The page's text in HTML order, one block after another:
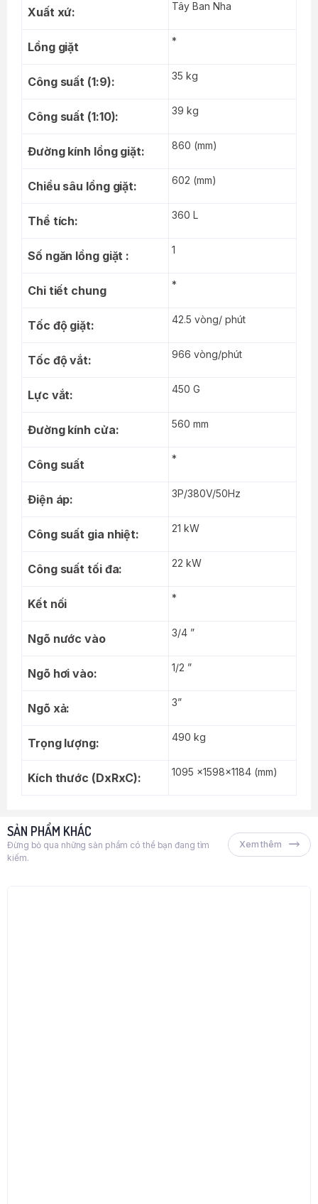
Xuất xứ: Tây Ban Nha
Lồng giặt *
Công suất (1:9): 35 kg
Công suất (1:10): 39 kg
Đường kính lồng giặt: 860 (mm)
Chiều sâu lồng giặt: 602 (mm)
Thể tích: 360 L
Số ngăn lồng giặt : 1
Chi tiết chung *
Tốc độ giặt: 42.5 vòng/ phút
Tốc độ vắt: 966 vòng/phút
Lực vắt: 450 G
Đường kính cửa: 560 mm
Công suất *
Điện áp: 3P/380V/50Hz
Công suất gia nhiệt: 21 kW
Công suất tối đa: 22 kW
Kết nối *
Ngõ nước vào 3/4 ”
Ngõ hơi vào: 1/2 ”
Ngõ xả: 3”
Trọng lượng: 490 kg
Kích thước (DxRxC): 1095 x1598x1184 (mm)
SẢN PHẨM KHÁC
Đừng bỏ qua những sản phẩm có thể bạn đang tìm
kiếm.
Xem thêm